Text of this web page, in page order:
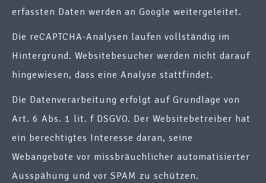
erfassten Daten werden an Google weitergeleitet.
Die reCAPTCHA-Analysen laufen vollständig im
Hintergrund. Websitebesucher werden nicht darauf
hingewiesen, dass eine Analyse stattfindet.
Die Datenverarbeitung erfolgt auf Grundlage von
Art. 6 Abs. 1 lit. f DSGVO. Der Websitebetreiber hat
ein berechtigtes Interesse daran, seine
Webangebote vor missbräuchlicher automatisierter
Ausspähung und vor SPAM zu schützen.